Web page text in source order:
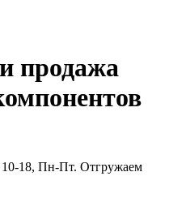
продажа
18, Пн-Пт. Отгружаем